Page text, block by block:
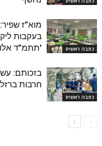
כתבה ראשית
מוא”ז
בעקבות
'תתמ”ד
כתבה ראשית
בזכותם:
חרבות ברזל